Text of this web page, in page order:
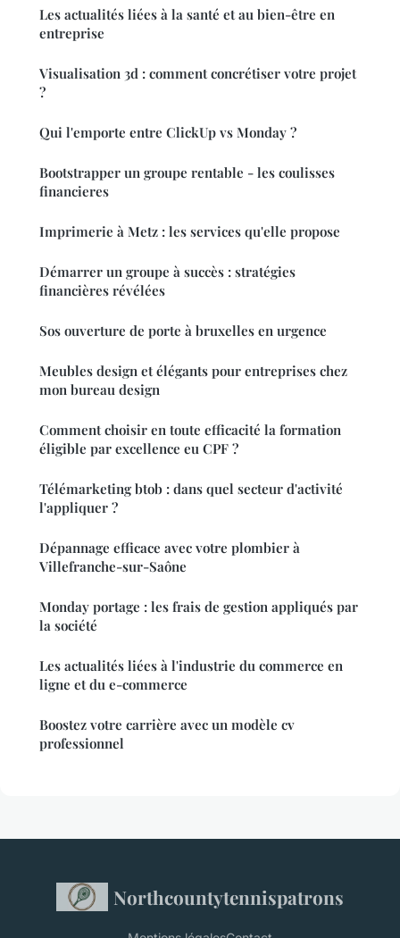
Les actualités liées à la santé et au bien-être en
entreprise
Visualisation 3d : comment concrétiser votre projet
?
Qui l'emporte entre ClickUp vs Monday ?
Bootstrapper un groupe rentable - les coulisses
financieres
Imprimerie à Metz : les services qu'elle propose
Démarrer un groupe à succès : stratégies
financières révélées
Sos ouverture de porte à bruxelles en urgence
Meubles design et élégants pour entreprises chez
mon bureau design
Comment choisir en toute efficacité la formation
éligible par excellence eu CPF ?
Télémarketing btob : dans quel secteur d'activité
l'appliquer ?
Dépannage efficace avec votre plombier à
Villefranche-sur-Saône
Monday portage : les frais de gestion appliqués par
la société
Les actualités liées à l'industrie du commerce en
ligne et du e-commerce
Boostez votre carrière avec un modèle cv
professionnel
Northcountytennispatrons